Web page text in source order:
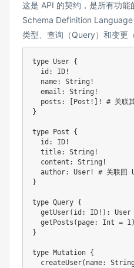
这是 API 的契约，是所有功能
Schema Definition
类型、查询（Query）和变更
type User {
  id: ID!
  name: String!
  email: String!
posts: [Post!]! # 关联
}
type Post {
  id: ID!
  title: String!
  content: String!
author: User! # 关联回
}
type Query {
  getUser(id: ID!): User
getPosts(page: Int =
}
type Mutation {
createUser(name: